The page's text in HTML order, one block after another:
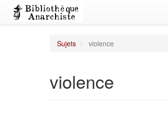
Sujets violence
violence